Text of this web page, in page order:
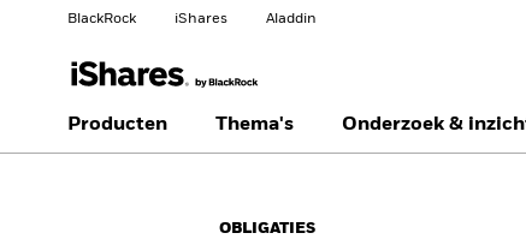
BlackRock iShares Aladdin
Ander beleggerstype
Professionele belegger
Verander uw locatie
Producten Thema's Onderzoek &
OBLIGATIES